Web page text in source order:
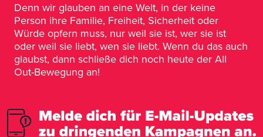
Denn wir glauben an eine Welt, in der keine
Person ihre Familie, Freiheit, Sicherheit oder
Würde opfern muss, nur weil sie ist, wer sie ist
oder weil sie liebt, wen sie liebt. Wenn du das auch
glaubst, dann schließe dich noch heute der All
Out-Bewegung an!